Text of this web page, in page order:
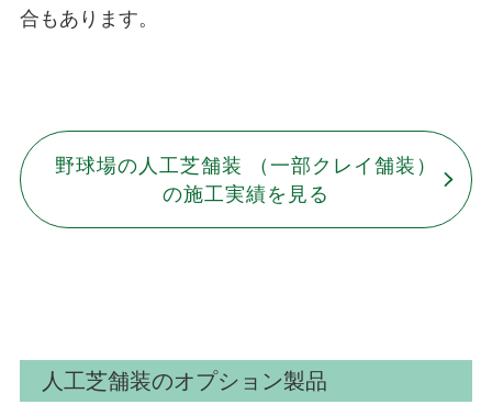
合もあります。
野球場の人工芝舗装 （一部クレイ舗装）
の施工実績を見る
人工芝舗装のオプション製品